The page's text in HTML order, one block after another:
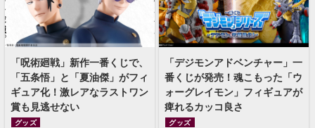
「呪術廻戦」新作一番くじで、
「五条悟」と「夏油傑」がフィ
ギュア化！激レアなラストワン
賞も見逃せない
グッズ
「デジモンアドベンチャー」一
番くじが発売！魂こもった「ウ
ォーグレイモン」フィギュアが
痺れるカッコ良さ
グッズ